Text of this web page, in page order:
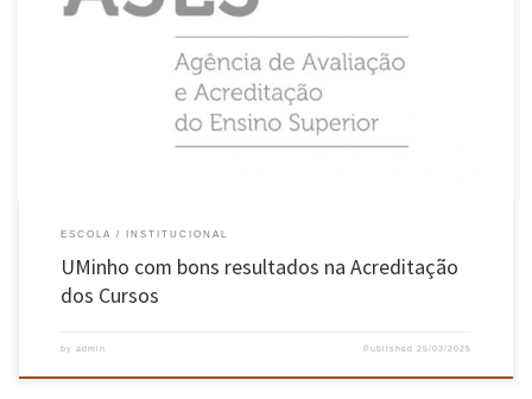
A Universidade do Minho obteve recentemente a acreditação institucional plena, até 2028,
pela sua qualidade no ensino, na investigação e na gestão. A distinção foi atribuída pela
Agência de Avaliação e Acreditação do Ensino Superior (A3ES). Esta classificação está a
contribuir para decisões de acreditação máxima (seis anos) dos cursos […]
ESCOLA INSTITUCIONAL
UMinho com bons resultados na Acreditação
dos Cursos
by admin Published 25/03/2025